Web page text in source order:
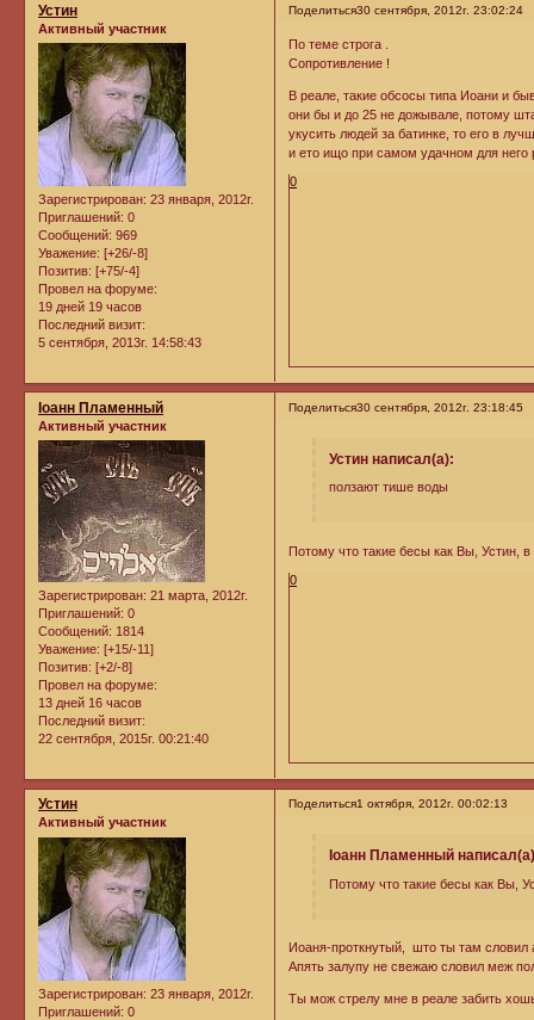
Поделиться30 сентября, 2012г. 23:02:24
Устин
Активный участник
Зарегистрирован: 23 января, 2012г.
Приглашений: 0
Сообщений: 969
Уважение: [+26/-8]
Позитив: [+75/-4]
Провел на форуме:
19 дней 19 часов
Последний визит:
5 сентября, 2013г. 14:58:43
По теме строга .
Сопротивление !
В реале, такие обсосы типа Иоани и
они бы и до 25 не дожывале, потому
укусить людей за батинке, то его в
и ето ищо при самом удачном для него
0
Поделиться30 сентября, 2012г. 23:18:45
Iоанн Пламенный
Активный участник
Зарегистрирован: 21 марта, 2012г.
Приглашений: 0
Сообщений: 1814
Уважение: [+15/-11]
Позитив: [+2/-8]
Провел на форуме:
13 дней 16 часов
Последний визит:
22 сентября, 2015г. 00:21:40
Устин написал(а):
ползают тише воды
Потому что такие бесы как Вы, Устин,
0
Поделиться1 октября, 2012г. 00:02:13
Устин
Активный участник
Зарегистрирован: 23 января, 2012г.
Приглашений: 0
Iоанн Пламенный
Потому что такие бесы как Вы,
Иоаня-проткнутый, што ты там словил
Апять залупу не свежаю словил меж
Ты мож стрелу мне в реале забить